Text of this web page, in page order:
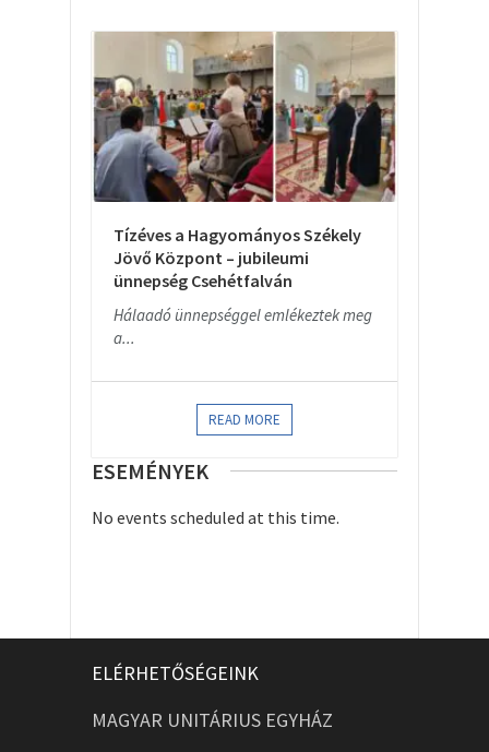
Tízéves a Hagyományos Székely
Jövő Központ – jubileumi
ünnepség Csehétfalván
Hálaadó ünnepséggel emlékeztek meg
a...
READ MORE
ESEMÉNYEK
No events scheduled at this time.
ELÉRHETŐSÉGEINK
MAGYAR UNITÁRIUS EGYHÁZ